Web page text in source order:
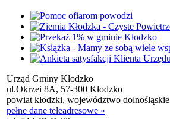
Urząd Gminy Kłodzko
ul.Okrzei 8A, 57-300 Kłodzko
powiat kłodzki, województwo dolnośląskie
pełne dane teleadresowe »